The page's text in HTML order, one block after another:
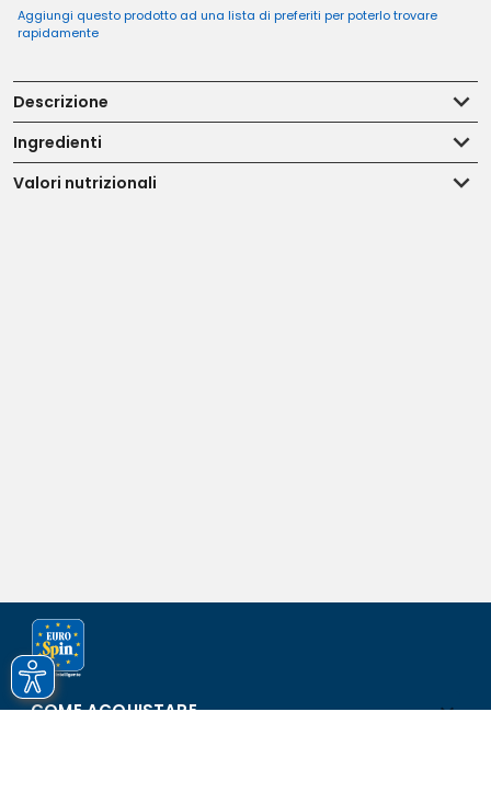
Aggiungi questo prodotto ad una lista di preferiti per poterlo trovare
rapidamente
Descrizione
Ingredienti
Valori nutrizionali
COME ACQUISTARE